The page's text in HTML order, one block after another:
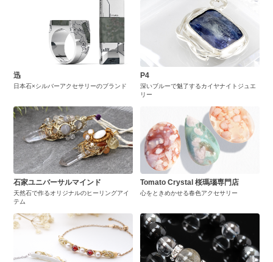
迅
日本石×シルバーアクセサリーのブランド
P4
深いブルーで魅了するカイヤナイトジュエ
リー
石家ユニバーサルマインド
天然石で作るオリジナルのヒーリングアイ
テム
Tomato Crystal 桜瑪瑙専門店
心をときめかせる春色アクセサリー